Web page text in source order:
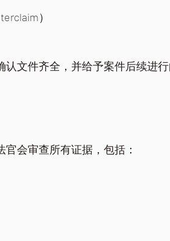
）
文件齐全，并给予案件后续进
会审查所有证据，包括：